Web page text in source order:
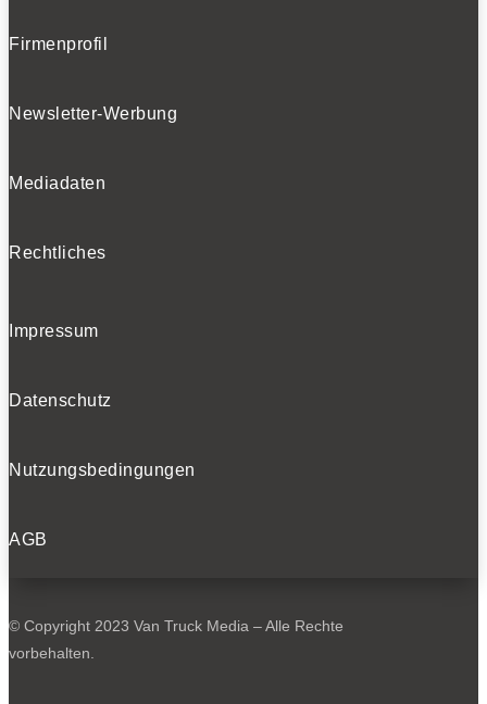
Firmenprofil
Newsletter-Werbung
Mediadaten
Rechtliches
Impressum
Datenschutz
Nutzungsbedingungen
AGB
© Copyright 2023 Van Truck Media – Alle Rechte
vorbehalten.